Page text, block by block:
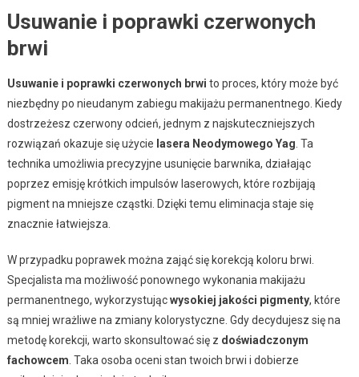
Usuwanie i poprawki czerwonych
brwi
Usuwanie i poprawki czerwonych brwi to proces, który może być
niezbędny po nieudanym zabiegu makijażu permanentnego. Kiedy
dostrzeżesz czerwony odcień, jednym z najskuteczniejszych
rozwiązań okazuje się użycie lasera Neodymowego Yag . Ta
technika umożliwia precyzyjne usunięcie barwnika, działając
poprzez emisję krótkich impulsów laserowych, które rozbijają
pigment na mniejsze cząstki. Dzięki temu eliminacja staje się
znacznie łatwiejsza.
W przypadku poprawek można zająć się korekcją koloru brwi.
Specjalista ma możliwość ponownego wykonania makijażu
permanentnego, wykorzystującwysokiej jakości pigmenty, które
są mniej wrażliwe na zmiany kolorystyczne. Gdy decydujesz się na
metodę korekcji, warto skonsultować się z doświadczonym
fachowcem . Taka osoba oceni stan twoich brwi i dobierze